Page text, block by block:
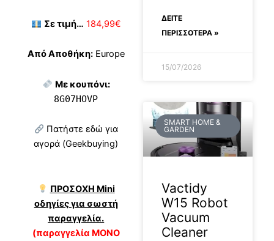
Σε τιμή… 184,99€
Από Αποθήκη:Europe
Με κουπόνι:
8G07HOVP
Πατήστε εδώ για
αγορά (Geekbuying)
ΠΡΟΣΟΧΗ Mini
οδηγίες για σωστή
παραγγελία.
(παραγγελία ΜΟΝΟ
ΔΕΊΤΕ
ΠΕΡΙΣΣΟΤΕΡΑ »
15/07/2026
SMART HOME &
GARDEN
Vactidy
W15 Robot
Vacuum
Cleaner